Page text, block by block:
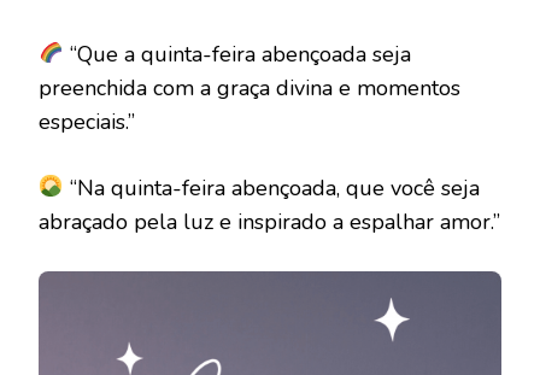
“Que a quinta-feira abençoada seja
preenchida com a graça divina e momentos
especiais.”
“Na quinta-feira abençoada, que você seja
abraçado pela luz e inspirado a espalhar amor.”